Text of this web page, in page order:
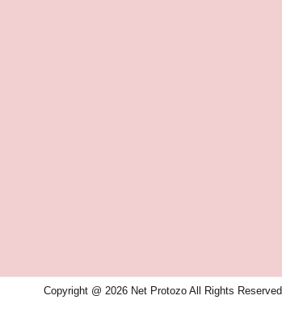
Copyright @ 2026 Net Protozo All Rights Reserved